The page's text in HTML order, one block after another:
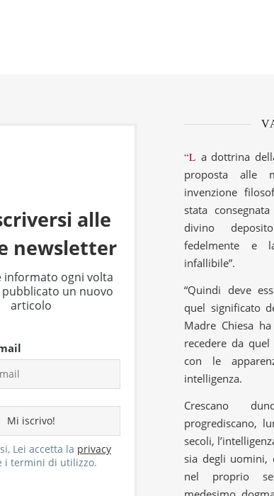
alle
newsletter
informato ogni volta
pubblicato un nuovo
articolo
Lei accetta la privacy
i termini di utilizzo.
“La dottrina della fede che Dio rivelò non è
proposta alle
invenzione
stata
divino
fedelmente e
infallibile”.
“Quindi deve
quel significato
Madre Chiesa
recedere da
con le
intelligenza.
Crescano
progrediscano,
secoli,
sia degli uomini,
nel proprio